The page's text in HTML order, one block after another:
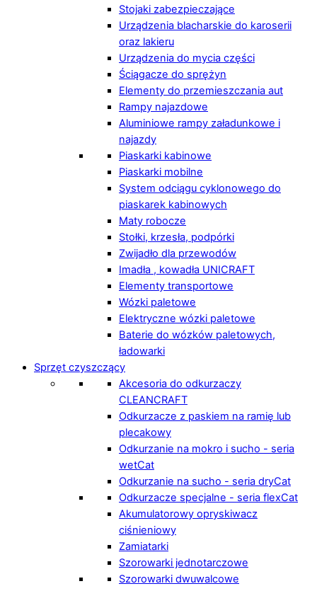
Stojaki zabezpieczające
Urządzenia blacharskie do karoserii
oraz lakieru
Urządzenia do mycia części
Ściągacze do sprężyn
Elementy do przemieszczania aut
Rampy najazdowe
Aluminiowe rampy załadunkowe i
najazdy
Piaskarki kabinowe
Piaskarki mobilne
System odciągu cyklonowego do
piaskarek kabinowych
Maty robocze
Stołki, krzesła, podpórki
Zwijadło dla przewodów
Imadła , kowadła UNICRAFT
Elementy transportowe
Wózki paletowe
Elektryczne wózki paletowe
Baterie do wózków paletowych,
ładowarki
Sprzęt czyszczący
Akcesoria do odkurzaczy
CLEANCRAFT
Odkurzacze z paskiem na ramię lub
plecakowy
Odkurzanie na mokro i sucho - seria
wetCat
Odkurzanie na sucho - seria dryCat
Odkurzacze specjalne - seria flexCat
Akumulatorowy opryskiwacz
ciśnieniowy
Zamiatarki
Szorowarki jednotarczowe
Szorowarki dwuwalcowe